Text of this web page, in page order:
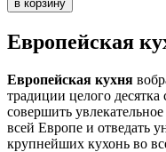
Европейская
Европейская кухня
традиции целого
совершить
всей Европе и отведать
крупнейших кухонь во